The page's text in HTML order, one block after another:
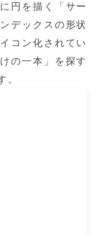
円を描く「サー
デックスの形状
コン化されてい
の一本」を探す
。